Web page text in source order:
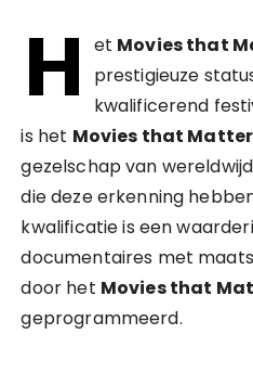
H et Movies that
prestigieuze
kwalificerend
is het Movies that
gezelschap van
die deze erkenning
kwalificatie is een
documentaires met
door het Movies that
geprogrammeerd.